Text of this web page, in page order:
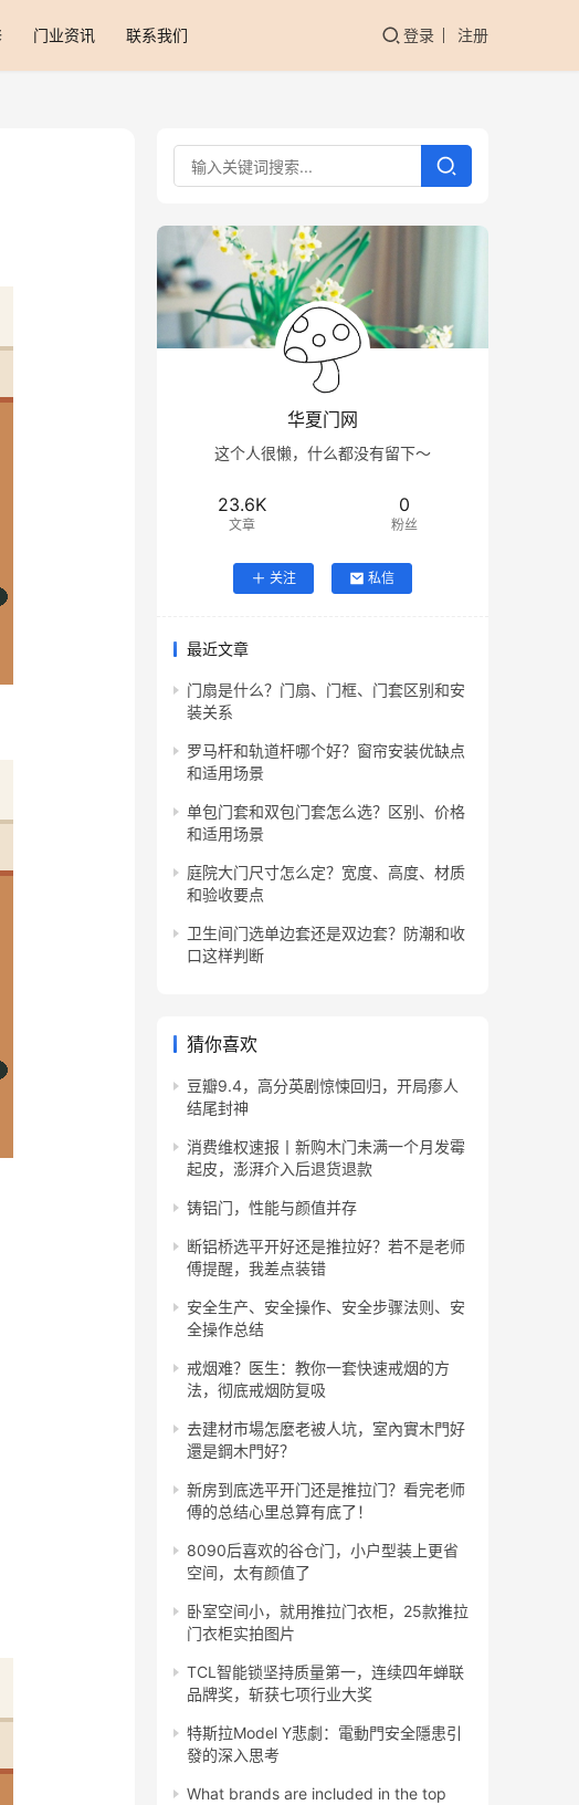
门业资讯 联系我们 登录 注册
华夏门网
这个人很懒，什么都没有留下～
23.6K
文章
0
粉丝
关注 私信
最近文章
门扇是什么？门扇、门框、门套区别和安
装关系
罗马杆和轨道杆哪个好？窗帘安装优缺点
和适用场景
单包门套和双包门套怎么选？区别、价格
和适用场景
庭院大门尺寸怎么定？宽度、高度、材质
和验收要点
卫生间门选单边套还是双边套？防潮和收
口这样判断
猜你喜欢
豆瓣9.4，高分英剧惊悚回归，开局瘆人
结尾封神
消费维权速报丨新购木门未满一个月发霉
起皮，澎湃介入后退货退款
铸铝门，性能与颜值并存
断铝桥选平开好还是推拉好？若不是老师
傅提醒，我差点装错
安全生产、安全操作、安全步骤法则、安
全操作总结
戒烟难？医生：教你一套快速戒烟的方
法，彻底戒烟防复吸
去建材市場怎麼老被人坑，室內實木門好
還是鋼木門好？
新房到底选平开门还是推拉门？看完老师
傅的总结心里总算有底了！
8090后喜欢的谷仓门，小户型装上更省
空间，太有颜值了
卧室空间小，就用推拉门衣柜，25款推拉
门衣柜实拍图片
TCL智能锁坚持质量第一，连续四年蝉联
品牌奖，斩获七项行业大奖
特斯拉Model Y悲劇：電動門安全隱患引
發的深入思考
What brands are included in the top